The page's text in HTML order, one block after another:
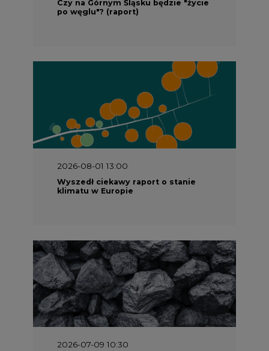
klimatu w Europie
2026-07-09 10:30
Opublikowano bilans zasobów złóż
kopalin w Polsce według stanu na 31
grudnia 2025 r.